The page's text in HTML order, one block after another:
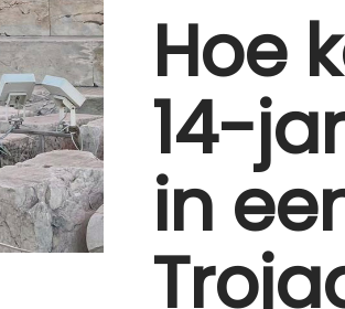
Hoe
14-
in